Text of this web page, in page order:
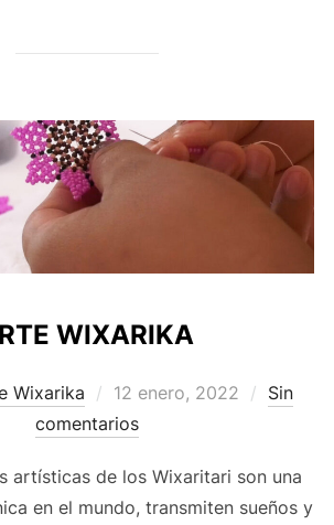
WIXARIKA
Wixarika
Publicado
el
12 enero, 2022
Sin
comentarios
artísticas de los Wixaritari son una
en el mundo, transmiten sueños y